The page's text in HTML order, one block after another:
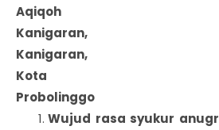
Aqiqoh
Kanigaran,
Kanigaran,
Kota
Probolinggo
Wujud rasa syukur